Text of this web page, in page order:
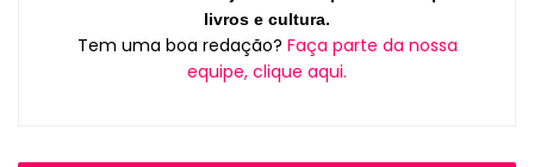
livros e cultura.
Tem uma boa redação? Faça parte da nossa
equipe, clique aqui.